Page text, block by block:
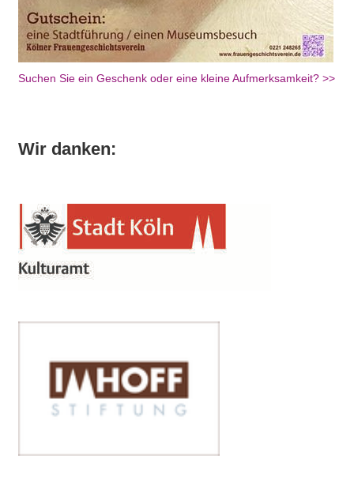
Suchen Sie ein Geschenk oder eine kleine Aufmerksamkeit? >>
Wir danken: